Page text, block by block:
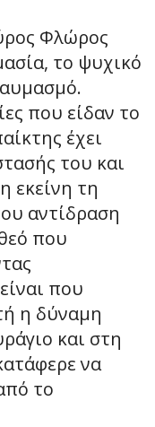
Φλώρος
το ψυχικό
που είδαν το
έχει
του και
εκείνη τη
αντίδραση
που
που
η δύναμη
και στη
να
το